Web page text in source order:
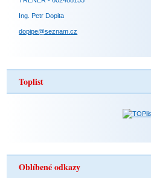
Ing. Petr Dopita
dopipe@seznam.cz
Toplist
Oblíbené odkazy